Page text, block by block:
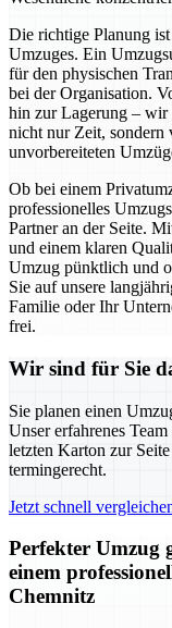
Die richtige Planung
Umzuges. Ein
für den physischen
bei der Organisation.
hin zur Lagerung – wir
nicht nur Zeit, sondern
unvorbereiteten
Ob bei einem
professionelles
Partner an der Seite.
und einem klaren
Umzug pünktlich und
Sie auf unsere
Familie oder Ihr
frei.
Wir sind für Sie
Sie planen einen
Unser erfahrenes
letzten Karton zur
termingerecht.
Jetzt schnell
Perfekter Umzug
einem
Chemnitz